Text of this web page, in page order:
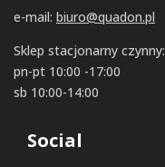
e-mail: biuro@quadon.pl
Sklep stacjonarny czynny:
pn-pt 10:00 -17:00
sb 10:00-14:00
Social